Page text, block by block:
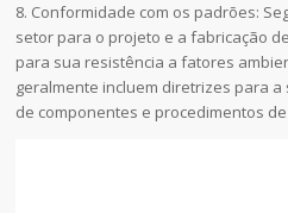
8. Conformidade com os padrões:
setor para o projeto e a fabricação
para sua resistência a fatores
geralmente incluem diretrizes para
de componentes e procedimentos